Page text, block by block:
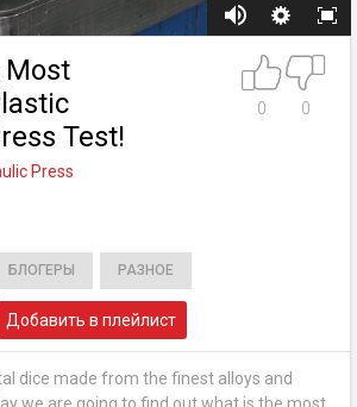
Most
Test!
0 0
Press
БЛОГЕРЫ РАЗНОЕ
Добавить в плейлист
dice made from the finest alloys and